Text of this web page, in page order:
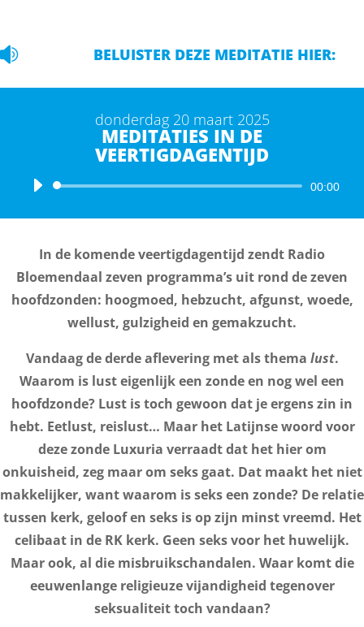
 BELUISTER DEZE MEDITATIE HIER:
donderdag 20 maart 2025
MEDITATIES IN DE
VEERTIGDAGENTIJD
Audiospeler 00:00
In de komende veertigdagentijd zendt Radio
Bloemendaal zeven programma’s uit rond de zeven
hoofdzonden: hoogmoed, hebzucht, afgunst, woede,
wellust, gulzigheid en gemakzucht.
Vandaag de derde aflevering met als thema lust.
Waarom is lust eigenlijk een zonde en nog wel een
hoofdzonde? Lust is toch gewoon dat je ergens zin in
hebt. Eetlust, reislust… Maar het Latijnse woord voor
deze zonde Luxuria verraadt dat het hier om
onkuisheid, zeg maar om seks gaat. Dat maakt het niet
makkelijker, want waarom is seks een zonde? De relatie
tussen kerk, geloof en seks is op zijn minst vreemd. Het
celibaat in de RK kerk. Geen seks voor het huwelijk.
Maar ook, al die misbruikschandalen. Waar komt die
eeuwenlange religieuze vijandigheid tegenover
seksualiteit toch vandaan?